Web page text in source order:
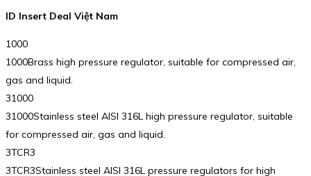
ID Insert Deal Việt Nam
1000
1000Brass high pressure regulator, suitable for compressed air,
gas and liquid.
31000
31000Stainless steel AISI 316L high pressure regulator, suitable
for compressed air, gas and liquid.
3TCR3
3TCR3Stainless steel AISI 316L pressure regulators for high